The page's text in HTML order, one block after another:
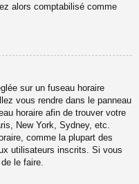
alors comptabilisé comme
sur un fuseau horaire
vous rendre dans le panneau
horaire afin de trouver votre
New York, Sydney, etc.
comme la plupart des
utilisateurs inscrits. Si vous
le faire.